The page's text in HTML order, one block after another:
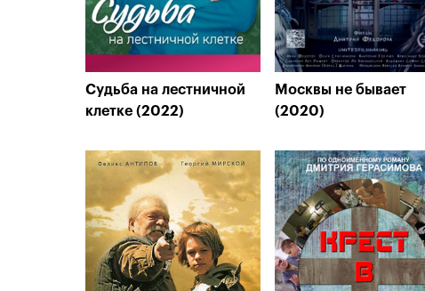
Судьба на лестничной
клетке (2022)
Москвы не бывает
(2020)